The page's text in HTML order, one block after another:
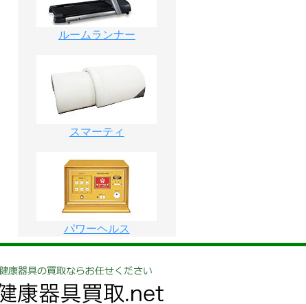
ルームランナー
スマーティ
パワーヘルス